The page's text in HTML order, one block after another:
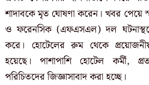
শাদাবকে মৃত ঘোষণা করেন। খবর পেয়ে
ও ফরেনসিক (এফএসএল) দল
করে। হোটেলের রুম থেকে
হয়েছে। পাশাপাশি হোটেল কর্মী,
পরিচিতদের জিজ্ঞাসাবাদ করা হচ্ছে।